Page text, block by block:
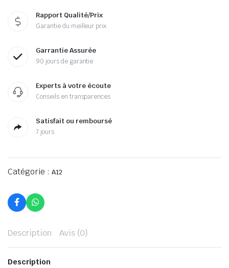
Rapport Qualité/Prix
Garantie du meilleur prix
Garrantie Assurée
90 jours de garantie
Experts à votre écoute
Conseils en transparences
Satisfait ou remboursé
7 jours
Catégorie : A12
Description Avis (0)
Description